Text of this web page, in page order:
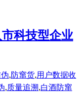
科技型企业
, 防窜货,用户数据收
,质量追溯,白酒防窜